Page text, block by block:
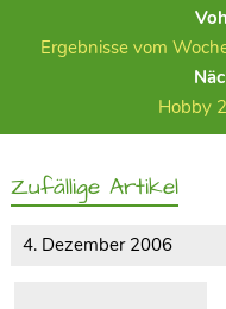
Ergebnisse vom
Hobby
Zufällige Artikel
4. Dezember 2006